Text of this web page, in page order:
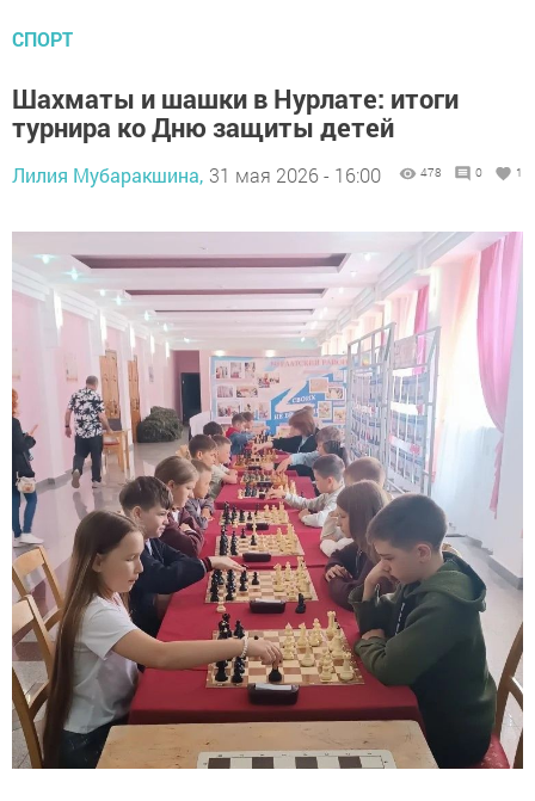
СПОРТ
Шахматы и шашки в Нурлате: итоги
турнира ко Дню защиты детей
Лилия Мубаракшина, 31 мая 2026 - 16:00 478 0 1